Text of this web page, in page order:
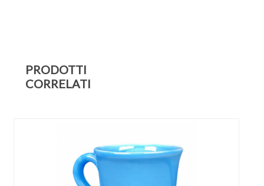
PRODOTTI
CORRELATI